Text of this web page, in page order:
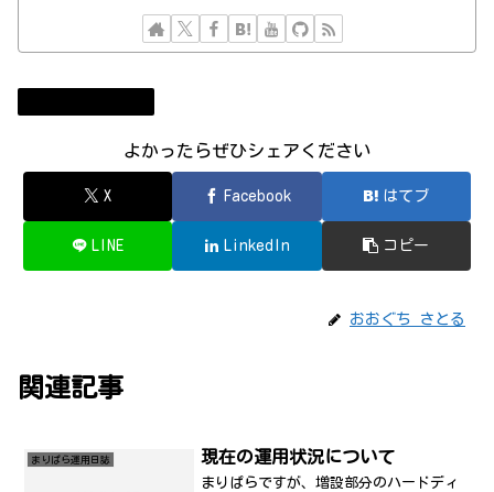
よかったらぜひシェアください
X Facebook はてブ
LINE LinkedIn コピー
おおぐち さとる
関連記事
まりぱら運用日誌 現在の運用状況について
まりぱらですが、増設部分のハードディ